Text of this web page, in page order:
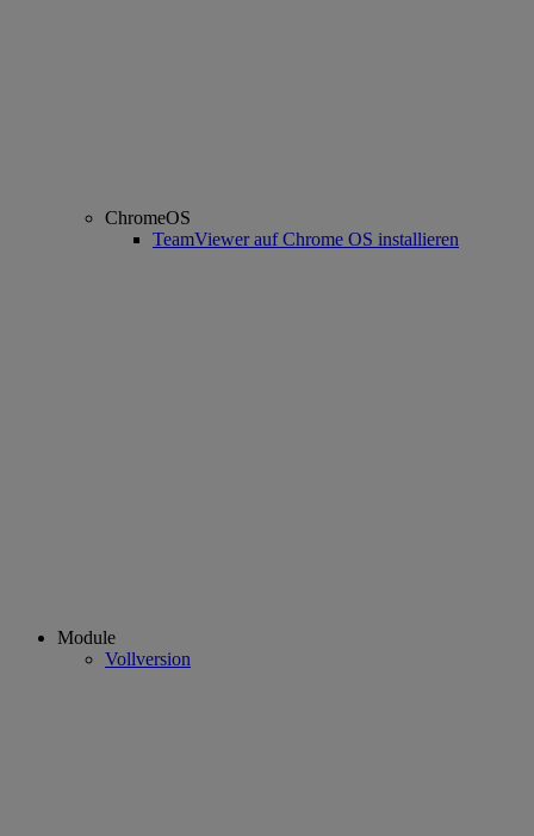
ChromeOS
TeamViewer auf Chrome OS installieren
Module
Vollversion